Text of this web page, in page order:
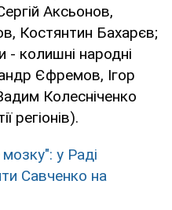
Аксьонов,
Костянтин Бахарєв;
- колишні народні
Єфремов, Ігор
Колесніченко
регіонів).
у Раді
Савченко на